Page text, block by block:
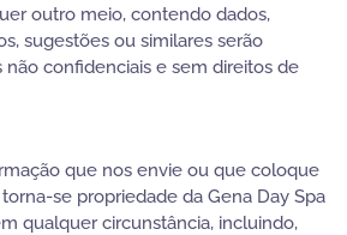
outro meio, contendo dados,
sugestões ou similares serão
confidenciais e sem direitos de
que nos envie ou que coloque
se propriedade da Gena Day Spa
qualquer circunstância, incluindo,